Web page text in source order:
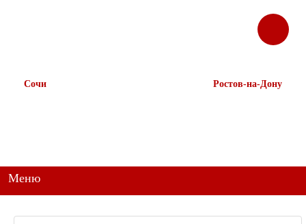
Сочи
ЗАКАЗАТЬ
ЗВОНОК
Ростов-на-Дону
Меню